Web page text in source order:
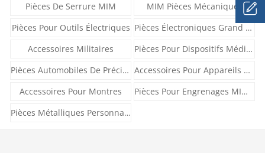
Pièces De Serrure MIM
MIM Pièces Mécaniques
Pièces Pour Outils Électriques
Pièces Électroniques Grand Public
Accessoires Militaires
Pièces Pour Dispositifs Médicaux
Pièces Automobiles De Précision
Accessoires Pour Appareils Ménagers
Accessoires Pour Montres
Pièces Pour Engrenages MIM PM
Pièces Métalliques Personnalisées